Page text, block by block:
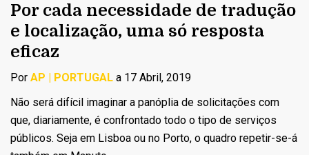
Por cada necessidade de tradução
e localização, uma só resposta
eficaz
Por AP | PORTUGAL a 17 Abril, 2019
Não será difícil imaginar a panóplia de solicitações com
que, diariamente, é confrontado todo o tipo de serviços
públicos. Seja em Lisboa ou no Porto, o quadro repetir-se-á